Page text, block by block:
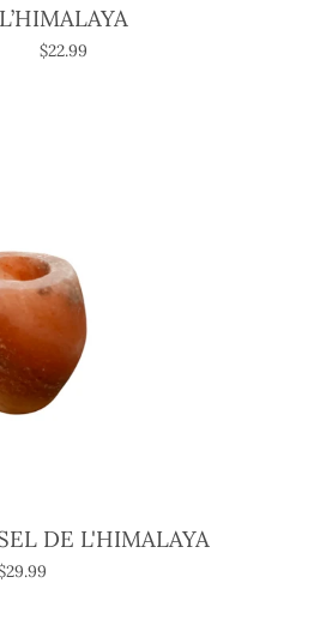
L’HIMALAYA
$22.99
DE L'HIMALAYA